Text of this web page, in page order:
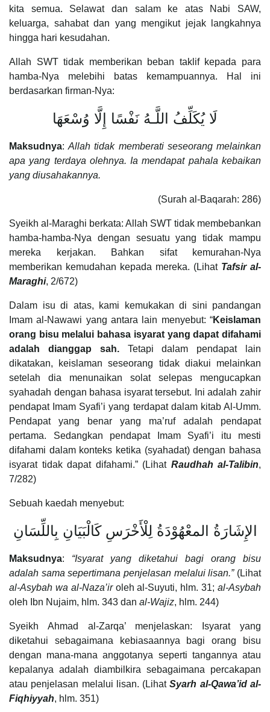
kita semua. Selawat dan salam ke atas Nabi SAW,
keluarga, sahabat dan yang mengikut jejak langkahnya
hingga hari kesudahan.
Allah SWT tidak memberikan beban taklif kepada para
hamba-Nya melebihi batas kemampuannya. Hal ini
berdasarkan firman-Nya:
لَا يُكَلِّفُ اللَّـهُ نَفْسًا إِلَّا وُسْعَهَا
Maksudnya:Allah tidak memberati seseorang melainkan
apa yang terdaya olehnya. Ia mendapat pahala kebaikan
yang diusahakannya.
(Surah al-Baqarah: 286)
Syeikh al-Maraghi berkata: Allah SWT tidak membebankan
hamba-hamba-Nya dengan sesuatu yang tidak mampu
mereka kerjakan. Bahkan sifat kemurahan-Nya
memberikan kemudahan kepada mereka. (Lihat Tafsir al-
Maraghi, 2/672)
Dalam isu di atas, kami kemukakan di sini pandangan
Imam al-Nawawi yang antara lain menyebut: “Keislaman
orang bisu melalui bahasa isyarat yang dapat difahami
adalah dianggap sah. Tetapi dalam pendapat lain
dikatakan, keislaman seseorang tidak diakui melainkan
setelah dia menunaikan solat selepas mengucapkan
syahadah dengan bahasa isyarat tersebut. Ini adalah zahir
pendapat Imam Syafi’i yang terdapat dalam kitab Al-Umm.
Pendapat yang benar yang ma’ruf adalah pendapat
pertama. Sedangkan pendapat Imam Syafi’i itu mesti
difahami dalam konteks ketika (syahadat) dengan bahasa
isyarat tidak dapat difahami.” (Lihat Raudhah al-Talibin,
7/282)
Sebuah kaedah menyebut:
الإِشَارَةُ المعْهُوْدَةُ لِلْأَخْرَسِ كَالْبَيَانِ بِاللِّسَانِ
Maksudnya: “Isyarat yang diketahui bagi orang bisu
adalah sama sepertimana penjelasan melalui lisan.” (Lihat
al-Asybah wa al-Naza’ir oleh al-Suyuti, hlm. 31;al-Asybah
oleh Ibn Nujaim, hlm. 343 dan al-Wajiz, hlm. 244)
Syeikh Ahmad al-Zarqa’ menjelaskan: Isyarat yang
diketahui sebagaimana kebiasaannya bagi orang bisu
dengan mana-mana anggotanya seperti tangannya atau
kepalanya adalah diambilkira sebagaimana percakapan
atau penjelasan melalui lisan. (LihatSyarh al-Qawa’id al-
Fiqhiyyah, hlm. 351)